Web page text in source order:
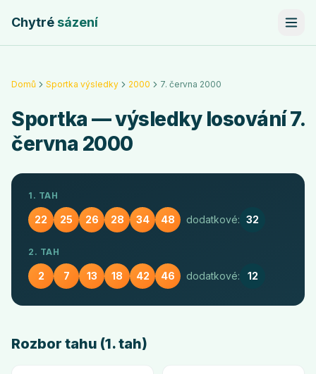
Chytrésázení
Domů Sportka výsledky 2000 7. června 2000
Sportka — výsledky losování7.
června 2000
1. TAH
22 25 26 28 34 48 dodatkové: 32
2. TAH
2 7 13 18 42 46 dodatkové: 12
Rozbor tahu (1. tah)